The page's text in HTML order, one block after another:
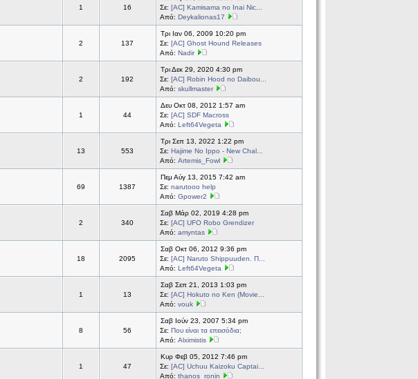
1 16
Σε: [AC] Kamisama no Inai Nic...
Από: Deykalionas17
2 137
Τρι Ιαν 06, 2009 10:20 pm
Σε: [AC] Ghost Hound Releases
Από: Nadir
2 192
Τρι Δεκ 29, 2020 4:30 pm
Σε: [AC] Robin Hood no Daibou...
Από: skullmaster
1 44
Δευ Οκτ 08, 2012 1:57 am
Σε: [AC] SDF Macross
Από: Left64Vegeta
13 553
Τρι Σεπ 13, 2022 1:22 pm
Σε: Hajime No Ippo - New Chal...
Από: Artemis_Fowl
69 1387
Πεμ Αύγ 13, 2015 7:42 am
Σε: narutooo help
Από: Gpower2
2 340
Σαβ Μάρ 02, 2019 4:28 pm
Σε: [AC] UFO Robo Grendizer
Από: amyntas
18 2095
Σαβ Οκτ 06, 2012 9:36 pm
Σε: [AC] Naruto Shippuuden. Π...
Από: Left64Vegeta
1 13
Σαβ Σεπ 21, 2013 1:03 pm
Σε: [AC] Hokuto no Ken (Movie...
Από: vouk
8 56
Σαβ Ιούν 23, 2007 5:34 pm
Σε: Που είναι τα επεισόδια;
Από: Alximistis
1 47
Κυρ Φεβ 05, 2012 7:46 pm
Σε: [AC] Uchuu Kaizoku Captai...
Από: thanos_ronin